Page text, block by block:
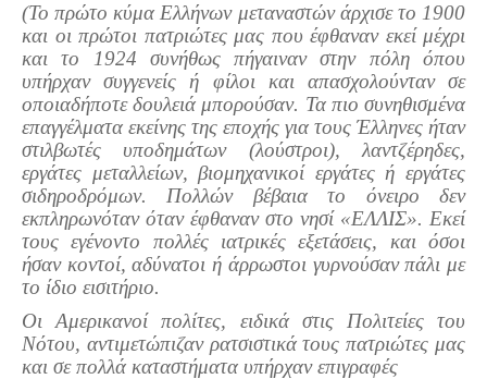
Φωτορεπορτάζ
Δημοτικά Τραγούδια
Videos
Albums Φωτογραφιών
Παλιές Φωτογραφίες του 1930
Πετρόκτιστα Σπίτια - Εκκλησίες
Πανοραμικές φωτογραφίες
Σύνδεσμοι
(Το πρώτο κύμα Ελλήνων μεταναστών άρχισε το 1900
και οι πρώτοι πατριώτες μας που έφθαναν εκεί μέχρι
και το 1924 συνήθως πήγαιναν στην πόλη όπου
υπήρχαν συγγενείς ή φίλοι και απασχολούνταν σε
οποιαδήποτε δουλειά μπορούσαν. Τα πιο συνηθισμένα
επαγγέλματα εκείνης της εποχής για τους Έλληνες ήταν
στιλβωτές υποδημάτων (λούστροι), λαντζέρηδες,
εργάτες μεταλλείων, βιομηχανικοί εργάτες ή εργάτες
σιδηροδρόμων. Πολλών βέβαια το όνειρο δεν
εκπληρωνόταν όταν έφθαναν στο νησί «ΕΛΛΙΣ». Εκεί
τους εγένοντο πολλές ιατρικές εξετάσεις, και όσοι
ήσαν κοντοί, αδύνατοι ή άρρωστοι γυρνούσαν πάλι με
το ίδιο εισιτήριο.
Οι Αμερικανοί πολίτες, ειδικά στις Πολιτείες του
Νότου, αντιμετώπιζαν ρατσιστικά τους πατριώτες μας
και σε πολλά καταστήματα υπήρχαν επιγραφές